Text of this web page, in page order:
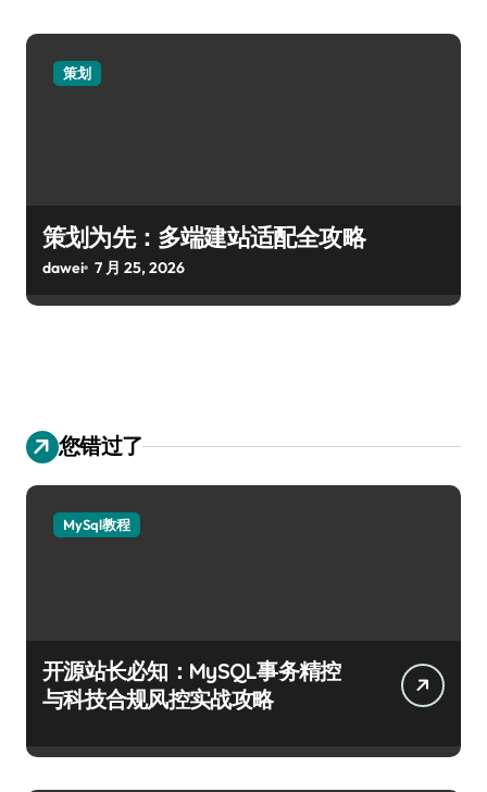
策划
策划为先：多端建站适配全攻略
dawei 7 月 25, 2026
您错过了
MySql教程
开源站长必知：MySQL事务精控
与科技合规风控实战攻略